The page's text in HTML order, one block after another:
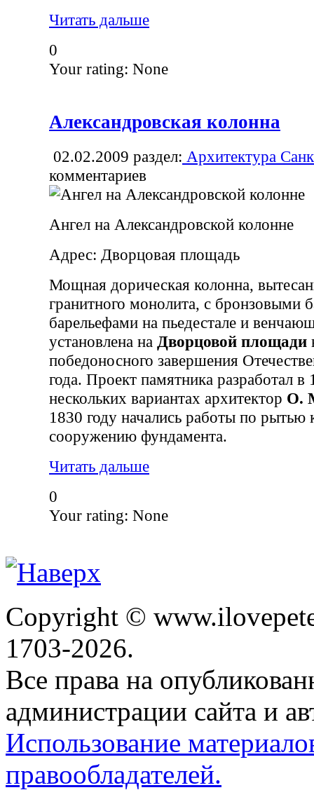
Читать дальше
0
Your rating: None
Александровская колонна
02.02.2009 раздел: Архитектура
комментариев
Ангел на Александровской колонне
Адрес: Дворцовая площадь
Мощная дорическая колонна,
гранитного монолита, с бронзовыми
барельефами на пьедестале и
установлена на Дворцовой площади
победоносного завершения
года. Проект памятника разработал в
нескольких вариантах архитектор О.
1830 году начались работы по рытью
сооружению фундамента.
Читать дальше
0
Your rating: None
Copyright ©
1703-2026.
Все права на
администрации сайта и
Использование
правообладателей.